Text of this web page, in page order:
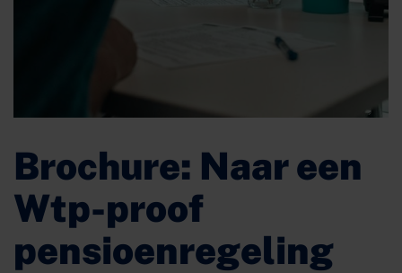
Brochure: Naar een
Wtp-proof
pensioenregeling